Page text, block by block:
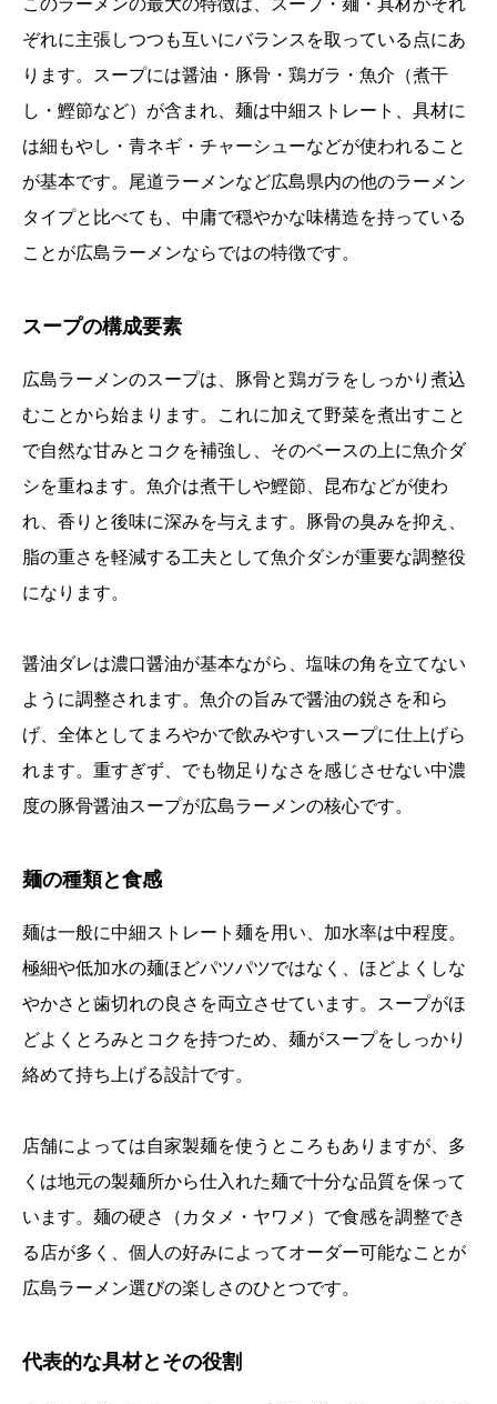
このラーメンの最大の特徴は、スープ・麺・具材がそれ
ぞれに主張しつつも互いにバランスを取っている点にあ
ります。スープには醤油・豚骨・鶏ガラ・魚介（煮干
し・鰹節など）が含まれ、麺は中細ストレート、具材に
は細もやし・青ネギ・チャーシューなどが使われること
が基本です。尾道ラーメンなど広島県内の他のラーメン
タイプと比べても、中庸で穏やかな味構造を持っている
ことが広島ラーメンならではの特徴です。
スープの構成要素
広島ラーメンのスープは、豚骨と鶏ガラをしっかり煮込
むことから始まります。これに加えて野菜を煮出すこと
で自然な甘みとコクを補強し、そのベースの上に魚介ダ
シを重ねます。魚介は煮干しや鰹節、昆布などが使わ
れ、香りと後味に深みを与えます。豚骨の臭みを抑え、
脂の重さを軽減する工夫として魚介ダシが重要な調整役
になります。
醤油ダレは濃口醤油が基本ながら、塩味の角を立てない
ように調整されます。魚介の旨みで醤油の鋭さを和ら
げ、全体としてまろやかで飲みやすいスープに仕上げら
れます。重すぎず、でも物足りなさを感じさせない中濃
度の豚骨醤油スープが広島ラーメンの核心です。
麺の種類と食感
麺は一般に中細ストレート麺を用い、加水率は中程度。
極細や低加水の麺ほどパツパツではなく、ほどよくしな
やかさと歯切れの良さを両立させています。スープがほ
どよくとろみとコクを持つため、麺がスープをしっかり
絡めて持ち上げる設計です。
店舗によっては自家製麺を使うところもありますが、多
くは地元の製麺所から仕入れた麺で十分な品質を保って
います。麺の硬さ（カタメ・ヤワメ）で食感を調整でき
る店が多く、個人の好みによってオーダー可能なことが
広島ラーメン選びの楽しさのひとつです。
代表的な具材とその役割